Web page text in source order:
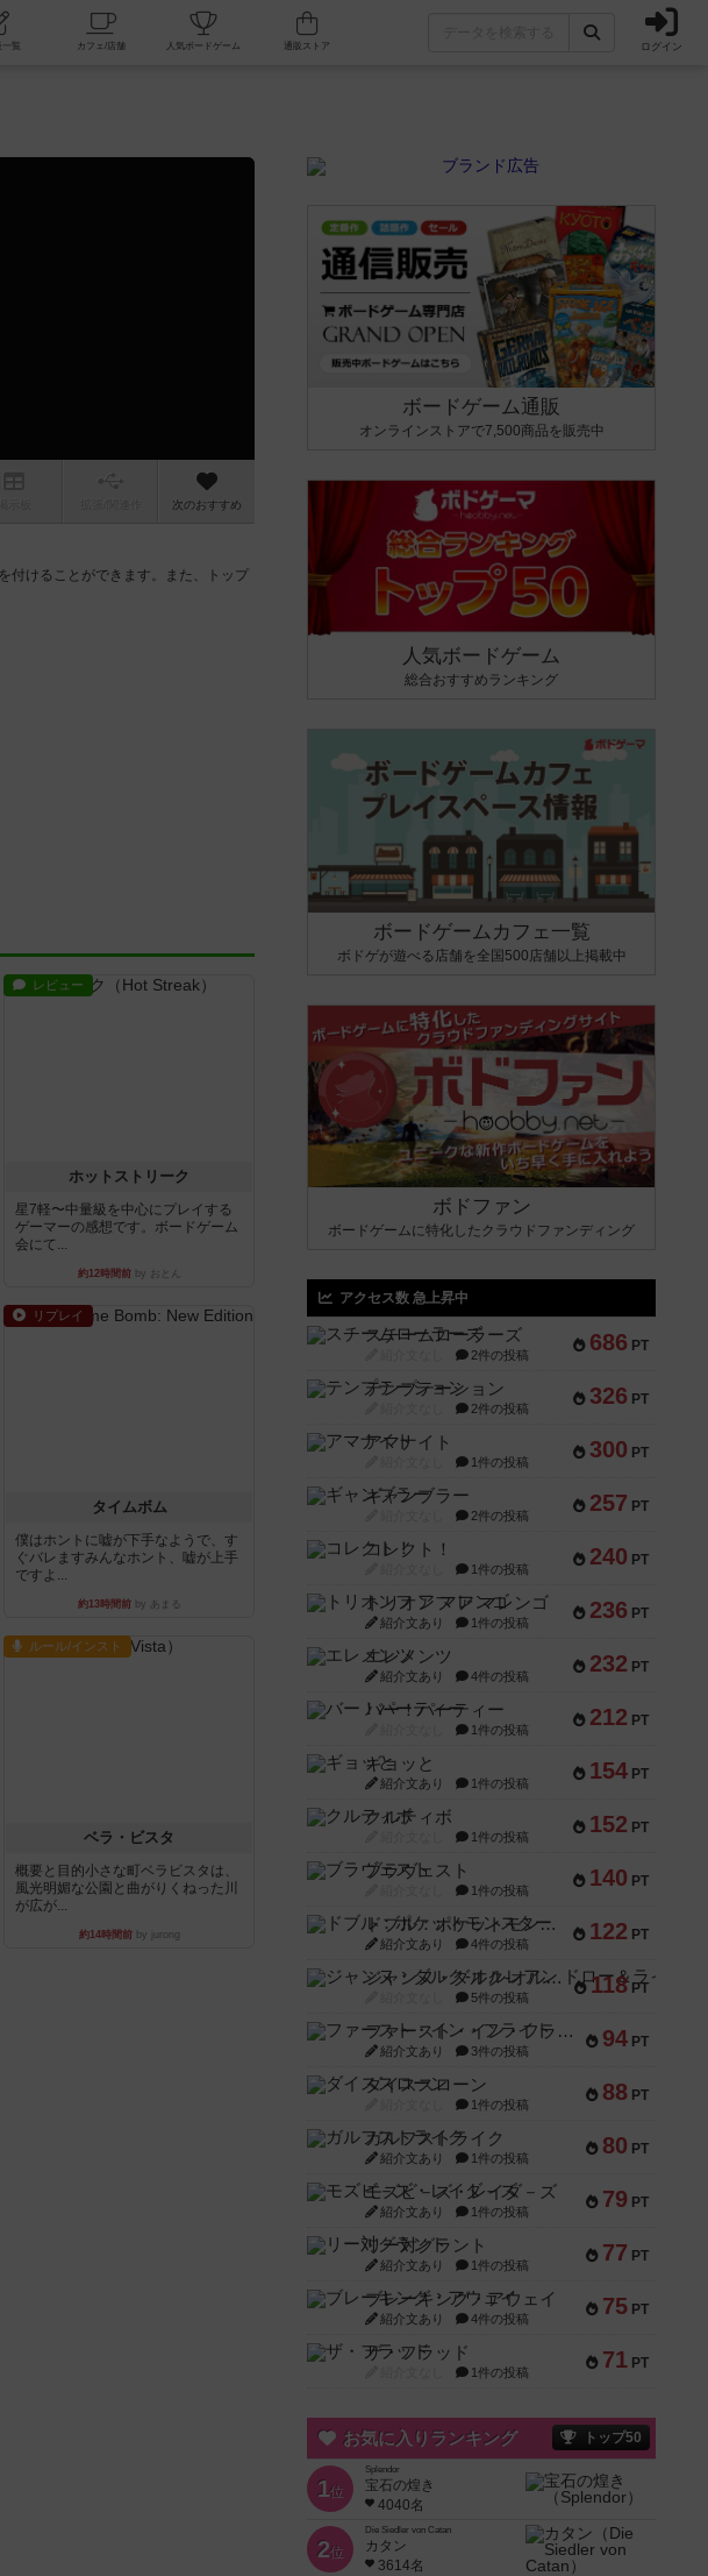
掲示板一覧 カフェ/店舗 人気ボードゲーム ログイン
次のおすすめ
付けることができます。また、トップ
レビュー
ホットストリーク
星7軽〜中量級を中心にプレイする
ゲーマーの感想です。ボードゲーム
会にて...
約12時間前by おとん
リプレイ
タイムボム
僕はホントに嘘が下手なようで、す
ぐバレますみんなホント、嘘が上手
ですよ...
約13時間前by あまる
ルール/インスト
ベラ・ビスタ
概要と目的小さな町ベラビスタは、
風光明媚な公園と曲がりくねった川
が広が...
約14時間前by jurong
ボードゲーム通販
オンラインストアで7,500商品を販売中
人気ボードゲーム
総合おすすめランキング
ボードゲームカフェ一覧
ボドゲが遊べる店舗を全国500店舗以上掲載中
ボドファン
ボードゲームに特化したクラウドファンディング
アクセス数 急上昇中
686 PT
スチームローラーズ
2件の投稿
326 PT
テンプテーション
2件の投稿
300 PT
アマナイト
1件の投稿
257 PT
ギャンブラー
2件の投稿
240 PT
コレクト！
1件の投稿
236 PT
トリオンフ ア マレンゴ
紹介文あり 1件の投稿
232 PT
エレメンツ
紹介文あり 4件の投稿
212 PT
バー！パーティー
1件の投稿
154 PT
ギョッと
紹介文あり 1件の投稿
152 PT
クルティボ
1件の投稿
140 PT
ブラヴェスト
1件の投稿
122 PT
ドブル：ポケットモンスター
紹介文あり 4件の投稿
118 PT
ジャンヌ・ダルク-オルレアン ドロー＆ライト
5件の投稿
94 PT
ファースト・イン・フライト
紹介文あり 3件の投稿
88 PT
ダイススローン
1件の投稿
80 PT
ガルフストライク
紹介文あり 1件の投稿
79 PT
モズビ－ズ・レイダ－ズ
紹介文あり 1件の投稿
77 PT
リー対グラント
紹介文あり 1件の投稿
75 PT
ブレーキング・アウェイ
紹介文あり 4件の投稿
71 PT
ザ・フラッド
1件の投稿
お気に入りランキング トップ50
1位
Splendor
宝石の煌き
4040名
2位
Die Siedler von Catan
カタン
3614名